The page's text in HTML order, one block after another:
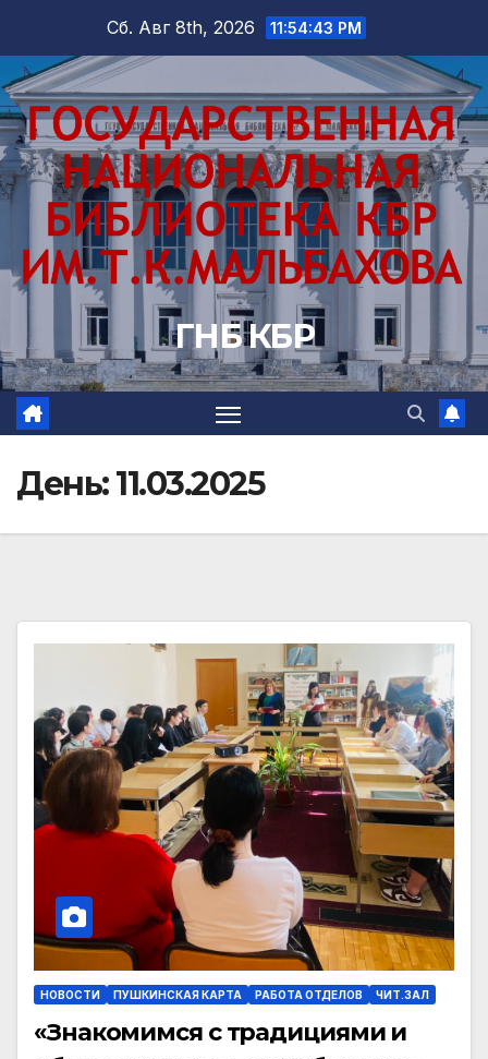
содержимому
Сб. Авг 8th, 2026 11:54:44 PM
ГНБ КБР
День:11.03.2025
НОВОСТИ ПУШКИНСКАЯ КАРТА РАБОТА ОТДЕЛОВ ЧИТ.ЗАЛ
«Знакомимся с традициями и